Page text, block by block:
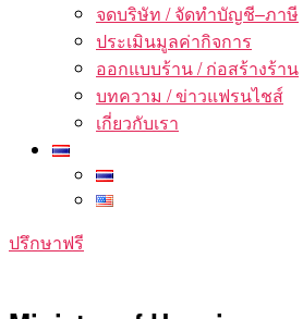
จดบริษัท / จัดทำบัญชี–ภาษี
ประเมินมูลค่ากิจการ
ออกแบบร้าน / ก่อสร้างร้าน
บทความ / ข่าวแฟรนไชส์
เกี่ยวกับเรา
ปรึกษาฟรี